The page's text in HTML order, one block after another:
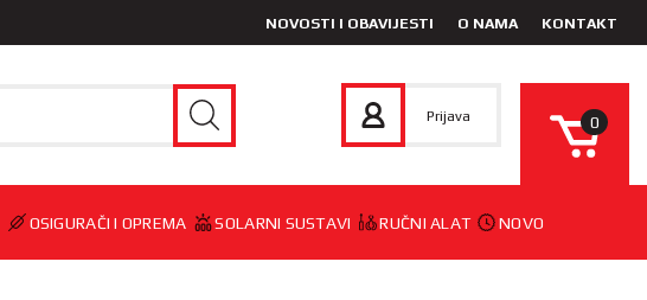
NOVOSTI I OBAVIJESTI O NAMA KONTAKT
Prijava 0
OSIGURAČI I OPREMA SOLARNI SUSTAVI RUČNI ALAT NOVO